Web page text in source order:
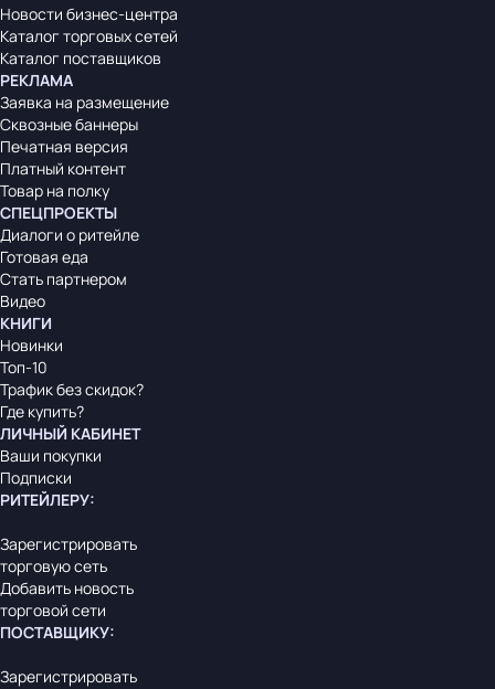
Новости бизнес-центра
Каталог торговых сетей
Каталог поставщиков
РЕКЛАМА
Заявка на размещение
Сквозные баннеры
Печатная версия
Платный контент
Товар на полку
СПЕЦПРОЕКТЫ
Диалоги о ритейле
Готовая еда
Стать партнером
Видео
КНИГИ
Новинки
Топ-10
Трафик без скидок?
Где купить?
ЛИЧНЫЙ КАБИНЕТ
Ваши покупки
Подписки
РИТЕЙЛЕРУ:
Зарегистрировать
торговую сеть
Добавить новость
торговой сети
ПОСТАВЩИКУ:
Зарегистрировать